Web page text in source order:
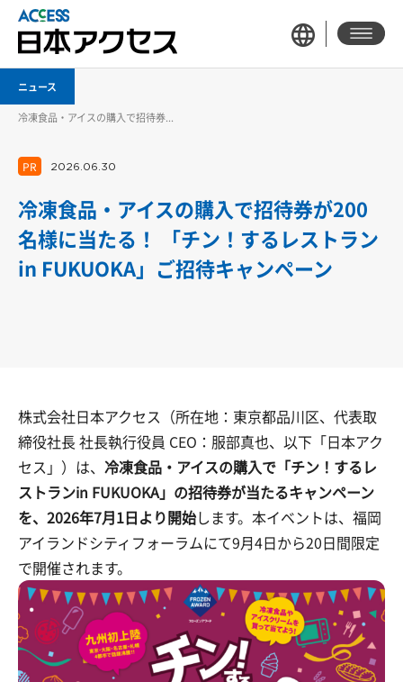
ニュース
冷凍食品・アイスの購入で招待券...
PR 2026.06.30
冷凍食品・アイスの購入で招待券が200
名様に当たる！ 「チン！するレストラン
in FUKUOKA」ご招待キャンペーン
株式会社日本アクセス（所在地：東京都品川区、代表取
締役社長 社長執行役員 CEO：服部真也、以下「日本アク
セス」）は、 冷凍食品・アイスの購入で「チン！するレ
ストランin FUKUOKA」の招待券が当たるキャンペーン
を、2026年7月1日より開始します。本イベントは、福岡
アイランドシティフォーラムにて9月4日から20日間限定
で開催されます。